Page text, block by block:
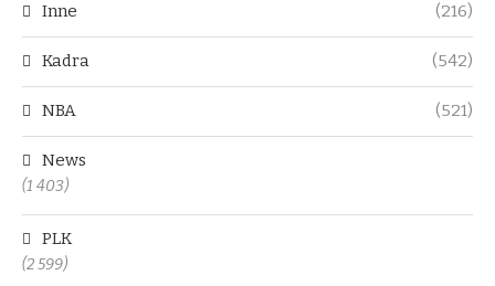
Inne (216)
Kadra (542)
NBA (521)
News
(1 403)
PLK
(2 599)